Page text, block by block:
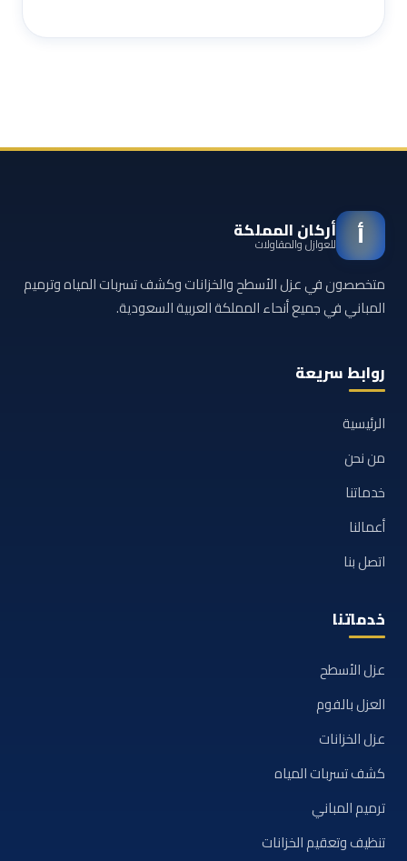
أ أركان المملكة
للعوازل والمقاولات
متخصصون في عزل الأسطح والخزانات وكشف تسربات المياه وترميم
المباني في جميع أنحاء المملكة العربية السعودية.
روابط سريعة
الرئيسية
من نحن
خدماتنا
أعمالنا
اتصل بنا
خدماتنا
عزل الأسطح
العزل بالفوم
عزل الخزانات
كشف تسربات المياه
ترميم المباني
تنظيف وتعقيم الخزانات